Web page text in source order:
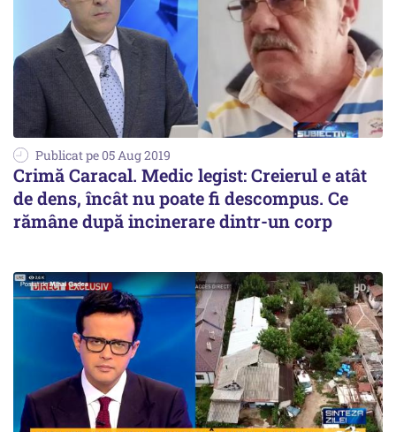
Publicat pe 05 Aug 2019
Crimă Caracal. Medic legist: Creierul e atât
de dens, încât nu poate fi descompus. Ce
rămâne după incinerare dintr-un corp